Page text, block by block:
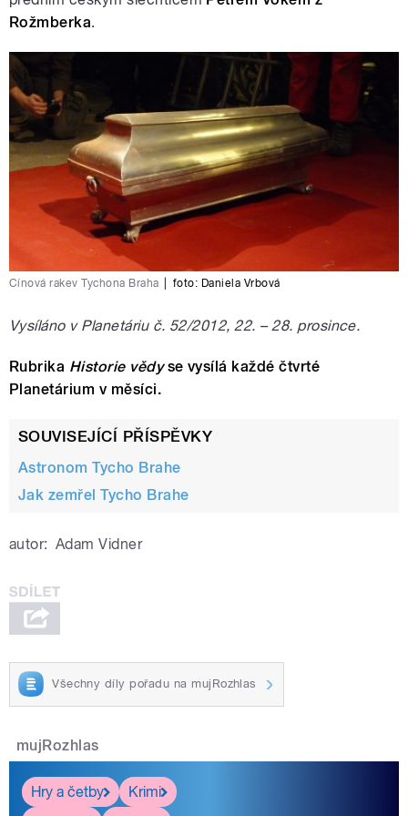
Rožmberka.
Cínová rakev Tychona Braha foto: Daniela Vrbová
Vysíláno v Planetáriu č. 52/2012, 22. – 28. prosince.
Rubrika Historie vědyse vysílá každé čtvrté
Planetárium v měsíci.
SOUVISEJÍCÍ PŘÍSPĚVKY
Astronom Tycho Brahe
Jak zemřel Tycho Brahe
autor: Adam Vidner
Všechny díly pořadu na mujRozhlas
mujRozhlas
Hry a četby
Krimi